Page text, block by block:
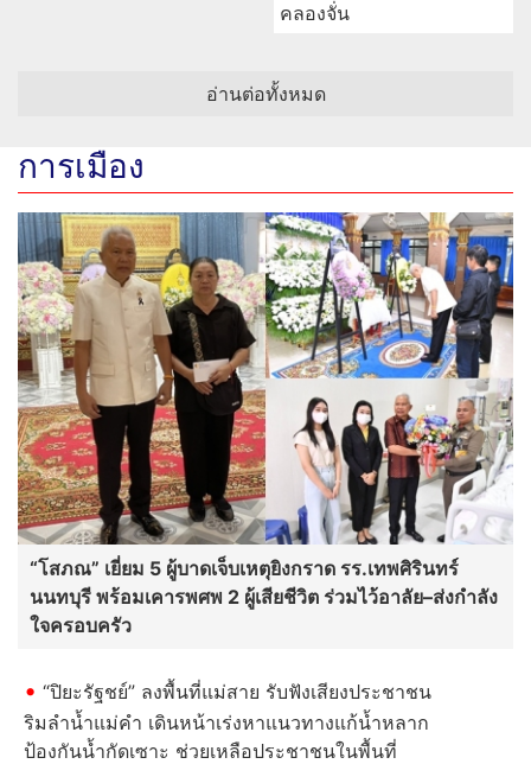
คลองจั่น
อ่านต่อทั้งหมด
การเมือง
“โสภณ” เยี่ยม 5 ผู้บาดเจ็บเหตุยิงกราด รร.เทพศิรินทร์
นนทบุรี พร้อมเคารพศพ 2 ผู้เสียชีวิต ร่วมไว้อาลัย–ส่งกำลัง
ใจครอบครัว
“ปิยะรัฐชย์” ลงพื้นที่แม่สาย รับฟังเสียงประชาชน
ริมลำน้ำแม่คำ เดินหน้าเร่งหาแนวทางแก้น้ำหลาก
ป้องกันน้ำกัดเซาะ ช่วยเหลือประชาชนในพื้นที่